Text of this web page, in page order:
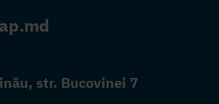
str. Bucovinei 7